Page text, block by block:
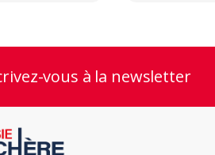
vous à la newsletter